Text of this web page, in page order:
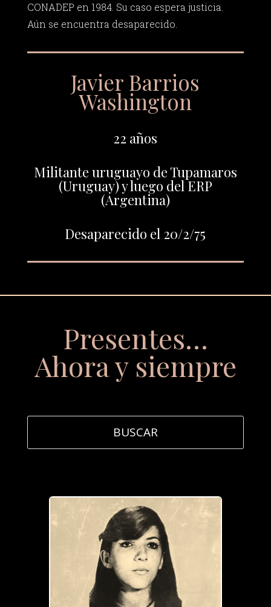
CONADEP en 1984. Su caso espera justicia.
Aún se encuentra desaparecido.
Javier Barrios
Washington
22 años
Militante uruguayo de Tupamaros
(Uruguay) y luego del ERP
(Argentina)
Desaparecido el 20/2/75
Presentes…
Ahora y siempre